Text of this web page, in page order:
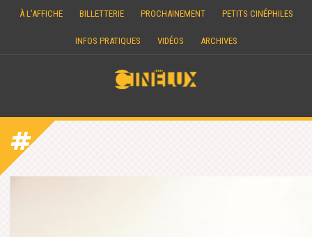
À L’AFFICHE BILLETTERIE PROCHAINEMENT PETITS CINÉPHILES
INFOS PRATIQUES VIDÉOS ARCHIVES